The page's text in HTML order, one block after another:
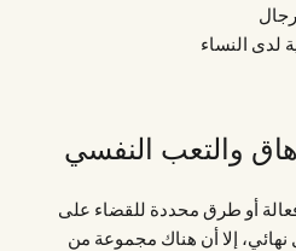
لدى النساء
والتعب النفسي
أو طرق محددة للقضاء على
إلا أن هناك مجموعة من